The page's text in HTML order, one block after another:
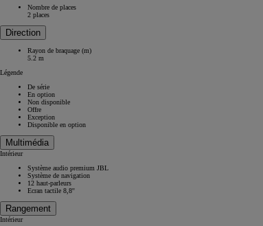
Nombre de places
2 places
Direction
Rayon de braquage (m)
5.2 m
Légende
De série
En option
Non disponible
Offre
Exception
Disponible en option
Multimédia
Intérieur
Système audio premium JBL
Système de navigation
12 haut-parleurs
Ecran tactile 8,8''
Rangement
Intérieur